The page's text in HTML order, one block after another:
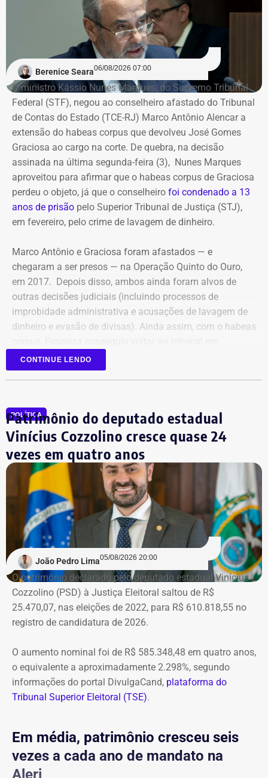
Com informações do colunista Ancelmo Gois, do Jornal
Berenice Seara06/08/2026 07:00
O ministro Kássio Nunes Marques, do Supremo Tribunal
Federal (STF), negou ao conselheiro afastado do Tribunal
de Contas do Estado (TCE-RJ) Marco Antônio Alencar a
extensão do habeas corpus que devolveu José Gomes
Graciosa ao cargo na corte. De quebra, na decisão
assinada na última segunda-feira (3), Nunes Marques
aproveitou para afirmar que o habeas corpus de Graciosa
perdeu o objeto, já que o conselheiro foi condenado a 13
anos de prisão pelo Superior Tribunal de Justiça (STJ),
em fevereiro, pelo crime de lavagem de dinheiro.
Marco Antônio e Graciosa foram afastados — e
chegaram a ser presos — na Operação Quinto do Ouro,
em 2017. Depois disso, ambos ainda foram alvos de
outras decisões judiciais (incluindo processos de
improbidade administrativa e acusações de lavagem de
dinheiro e evasão de divisas). Ainda assim, com o habeas
setembro de 2025.
Mas, agora, que o ministro do Supremo afirmou que o
habeas corpus não vale mais, pode ser afastado do cargo
a qualquer momento. De novo.
Na prática, a manifestação do
ministro extingue o processo
O próprio Nunes Marques havia concedido o habeas
corpus a Graciosa, citando o “excesso de prazo da
medida cautelar de afastamento do cargo”, uma vez que
ainda não havia, na ocasião, sentença condenatória no
processo em que Graciosa era réu no processo por
lavagem de dinheiro, que se arrastava desde 2021.
Mas a decisão, e a condenação, acabaram saindo cinco
meses depois.
Na prática, a manifestação do ministro extinguiu o
condenação e a determinação de perda de cargo no STJ
— e inviabilizou o pedido de extensão formulado por
Marco Antônio.
CONTINUE LENDO
POLÍTICA
Patrimônio do deputado estadual
Vinícius Cozzolino cresce quase 24
vezes em quatro anos
João Pedro Lima05/08/2026 20:00
O patrimônio declarado pelo deputado estadual Vinícius
Cozzolino (PSD) à Justiça Eleitoral saltou de R$
25.470,07, nas eleições de 2022, para R$ 610.818,55 no
registro de candidatura de 2026.
O aumento nominal foi de R$ 585.348,48 em quatro anos,
o equivalente a aproximadamente 2.298%, segundo
informações do portal DivulgaCand, plataforma do
Tribunal Superior Eleitoral (TSE).
Em média, patrimônio cresceu seis
vezes a cada ano de mandato na
Alerj